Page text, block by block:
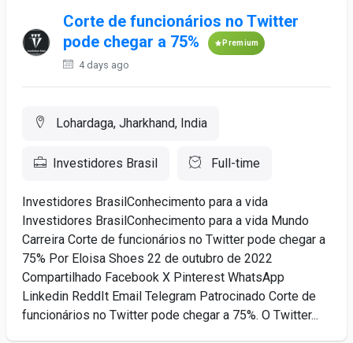
Corte de funcionários no Twitter
pode chegar a 75%
Premium
4 days ago
Lohardaga, Jharkhand, India
Investidores Brasil Full-time
Investidores BrasilConhecimento para a vida
Investidores BrasilConhecimento para a vida Mundo
Carreira Corte de funcionários no Twitter pode chegar a
75% Por Eloisa Shoes 22 de outubro de 2022
Compartilhado Facebook X Pinterest WhatsApp
Linkedin ReddIt Email Telegram Patrocinado Corte de
funcionários no Twitter pode chegar a 75%. O Twitter...